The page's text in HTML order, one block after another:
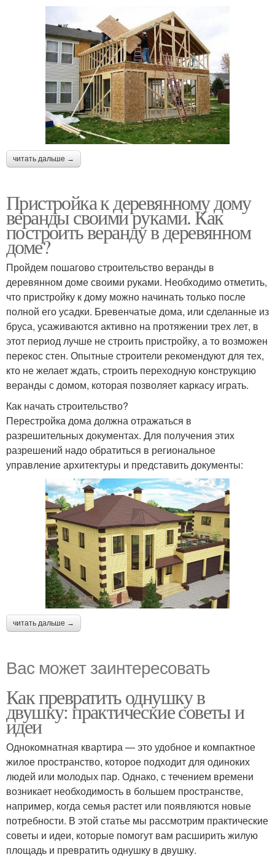
читать дальше →
Пристройка к деревянному дому
веранды своими руками. Как
построить веранду в деревянном
доме?
Пройдем пошагово строительство веранды в
деревянном доме своими руками. Необходимо отметить,
что пристройку к дому можно начинать только после
полной его усадки. Бревенчатые дома, или сделанные из
бруса, усаживаются активно на протяжении трех лет, в
этот период лучше не строить пристройку, а то возможен
перекос стен. Опытные строители рекомендуют для тех,
кто не желает ждать, строить переходную конструкцию
веранды с домом, которая позволяет каркасу играть.
Как начать строительство?
Перестройка дома должна отражаться в
разрешительных документах. Для получения этих
разрешений надо обратиться в региональное
управление архитектуры и представить документы:
читать дальше →
Вас может заинтересовать
Как превратить однушку в
двушку: практические советы и
идеи
Однокомнатная квартира — это удобное и компактное
жилое пространство, которое подходит для одиноких
людей или молодых пар. Однако, с течением времени
возникает необходимость в большем пространстве,
например, когда семья растет или появляются новые
потребности. В этой статье мы рассмотрим практические
советы и идеи, которые помогут вам расширить жилую
площадь и превратить однушку в двушку.